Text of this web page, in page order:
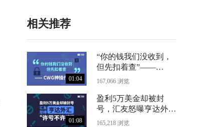
相关推荐
01:04
“你的钱我们没收到，
但先扣着查”——
CWG神操作曝光
167,066 浏览
01:08
盈利5万美金却被封
号，汇友怒曝亨达外汇
“许亏不许赢”
165,218 浏览